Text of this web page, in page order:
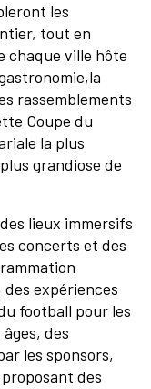
les
tout en
chaque ville hôte
rassemblements
Coupe du
la plus
grandiose de
lieux immersifs
concerts et des
des expériences
football pour les
des
les sponsors,
des